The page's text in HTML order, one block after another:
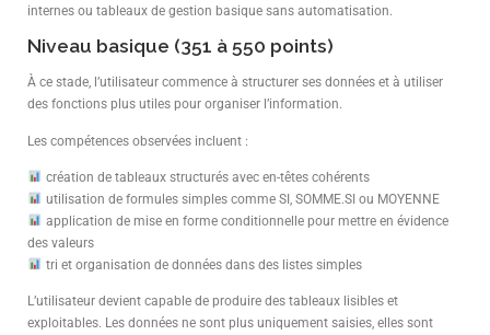
internes ou tableaux de gestion basique sans automatisation.
Niveau basique (351 à 550 points)
À ce stade, l’utilisateur commence à structurer ses données et à utiliser
des fonctions plus utiles pour organiser l’information.
Les compétences observées incluent :
création de tableaux structurés avec en-têtes cohérents
utilisation de formules simples comme SI, SOMME.SI ou MOYENNE
application de mise en forme conditionnelle pour mettre en évidence
des valeurs
tri et organisation de données dans des listes simples
L’utilisateur devient capable de produire des tableaux lisibles et
exploitables. Les données ne sont plus uniquement saisies, elles sont